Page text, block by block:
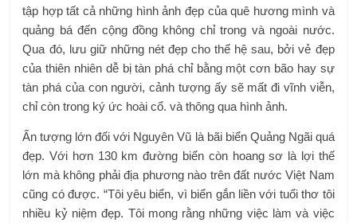
tập hợp tất cả những hình ảnh đẹp của quê hương mình và
quảng bá đến cộng đồng không chỉ trong và ngoài nước.
Qua đó, lưu giữ những nét đẹp cho thế hệ sau, bởi vẻ đẹp
của thiên nhiên dễ bị tàn phá chỉ bằng một cơn bão hay sự
tàn phá của con người, cảnh tượng ấy sẽ mất đi vĩnh viễn,
chỉ còn trong ký ức hoài cổ. và thông qua hình ảnh.
Ấn tượng lớn đối với Nguyên Vũ là bãi biển Quảng Ngãi quá
đẹp. Với hơn 130 km đường biển còn hoang sơ là lợi thế
lớn mà không phải địa phương nào trên đất nước Việt Nam
cũng có được. “Tôi yêu biển, vì biển gắn liền với tuổi thơ tôi
nhiều kỷ niệm đẹp. Tôi mong rằng những việc làm và việc